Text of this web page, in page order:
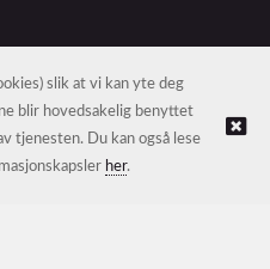
|Nettbutikk levert av Kréatif
slik at vi kan yte deg
blir hovedsakelig benyttet
tjenesten. Du kan også lese
her.